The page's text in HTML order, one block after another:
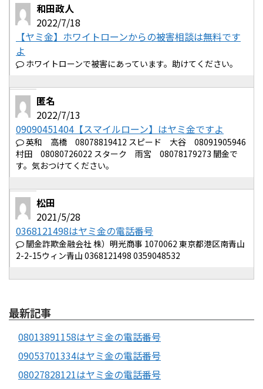
和田政人
2022/7/18
【ヤミ金】ホワイトローンからの被害相談は無料です
よ
ホワイトローンで被害にあっています。助けてください。
匿名
2022/7/13
09090451404【スマイルローン】はヤミ金ですよ
英和 高橋 08078819412 スピード 大谷 08091905946
村田 08080726022 スターク 雨宮 08078179273 闇金で
す。気おつけてください。
松田
2021/5/28
0368121498はヤミ金の電話番号
闇金詐欺金融会社 株）明光商事 1070062 東京都港区南青山
2-2-15ウィン青山 0368121498 0359048532
最新記事
08013891158はヤミ金の電話番号
09053701334はヤミ金の電話番号
08027828121はヤミ金の電話番号